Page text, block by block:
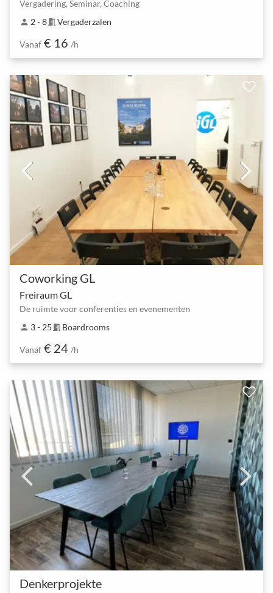
Vergadering, Seminar, Coaching
person 2 - 8meeting_room Vergaderzalen
Vanaf € 16 /h
Coworking GL
Freiraum GL
De ruimte voor conferenties en evenementen
person 3 - 25 meeting_room Boardrooms
Vanaf € 24 /h
Denkerprojekte